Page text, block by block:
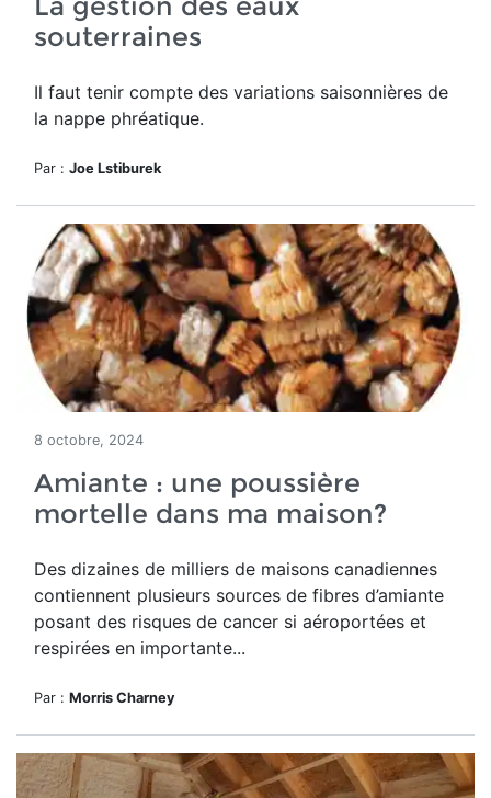
souterraines
Il faut tenir compte des variations saisonnières de
la nappe phréatique.
Par : Joe Lstiburek
8 octobre, 2024
Amiante : une poussière
mortelle dans ma maison?
Des dizaines de milliers de maisons canadiennes
contiennent plusieurs sources de fibres d’amiante
posant des risques de cancer si aéroportées et
respirées en importante...
Par : Morris Charney